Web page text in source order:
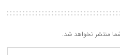
منتشر نخواهد شد.